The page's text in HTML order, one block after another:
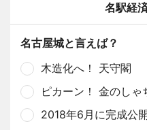
名駅経
名古屋城と言えば？
木造化へ！ 天守閣
ピカーン！ 金のしゃ
2018年6月に完成公